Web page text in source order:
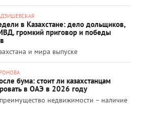
в Казахстане: дело дольщиков,
громкий приговор и победы
и мира выпуске
бума: стоит ли казахстанцам
в ОАЭ в 2026 году
недвижимости – наличие